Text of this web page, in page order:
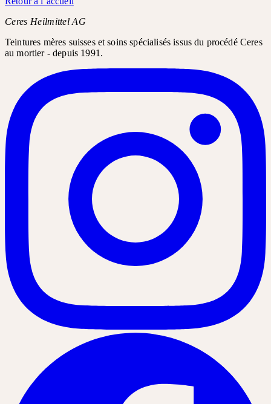
Ceres Heilmittel AG
Teintures mères suisses et soins spécialisés issus du procédé Ceres
au mortier - depuis 1991.